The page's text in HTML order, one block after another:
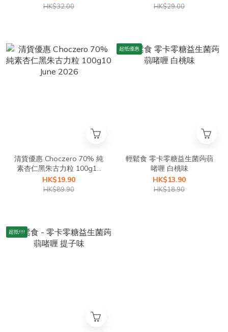
HK$32.00 HK$29.00
清貨優惠 Choczero 70% 純
素杏仁黑朱古力粒 100g10
June 2026
HK$19.90
HK$89.90
超抵優惠
輕鬆食 零卡零糖益生菌蒟蒻
啫喱 白桃味
HK$13.90
HK$18.90
超抵!!!!